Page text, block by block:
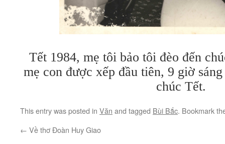
Tết 1984, mẹ tôi bảo tôi đèo đến
mẹ con được xếp đầu tiên, 9 giờ
chúc Tết.
This entry was posted in Văn and tagged Bùi Bắc. Bookmark
← Về thơ Đoàn Huy Giao